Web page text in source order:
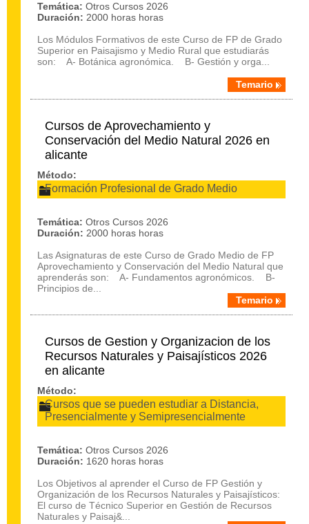
Temática: Otros Cursos 2026
Duración: 2000 horas horas
Los Módulos Formativos de este Curso de FP de Grado
Superior en Paisajismo y Medio Rural que estudiarás
son: A- Botánica agronómica. B- Gestión y orga...
Temario
Cursos de Aprovechamiento y
Conservación del Medio Natural 2026 en
alicante
Método:
Formación Profesional de Grado Medio
Temática: Otros Cursos 2026
Duración: 2000 horas horas
Las Asignaturas de este Curso de Grado Medio de FP
Aprovechamiento y Conservación del Medio Natural que
aprenderás son: A- Fundamentos agronómicos. B-
Principios de...
Temario
Cursos de Gestion y Organizacion de los
Recursos Naturales y Paisajísticos 2026
en alicante
Método:
Cursos que se pueden estudiar a Distancia,
Presencialmente y Semipresencialmente
Temática: Otros Cursos 2026
Duración: 1620 horas horas
Los Objetivos al aprender el Curso de FP Gestión y
Organización de los Recursos Naturales y Paisajísticos:
El curso de Técnico Superior en Gestión de Recursos
Naturales y Paisaj&...